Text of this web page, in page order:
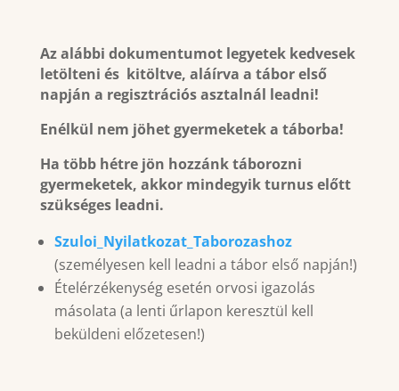
Az alábbi dokumentumot legyetek kedvesek
letölteni és kitöltve, aláírva a tábor első
napján a regisztrációs asztalnál leadni!
Enélkül nem jöhet gyermeketek a táborba!
Ha több hétre jön hozzánk táborozni
gyermeketek, akkor mindegyik turnus előtt
szükséges leadni.
Szuloi_Nyilatkozat_Taborozashoz
(személyesen kell leadni a tábor első napján!)
Ételérzékenység esetén orvosi igazolás
másolata (a lenti űrlapon keresztül kell
beküldeni előzetesen!)